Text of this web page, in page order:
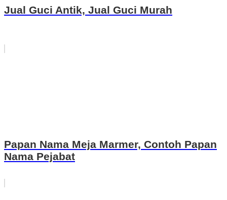
Jual Guci Antik, Jual Guci Murah
Papan Nama Meja Marmer, Contoh Papan
Nama Pejabat